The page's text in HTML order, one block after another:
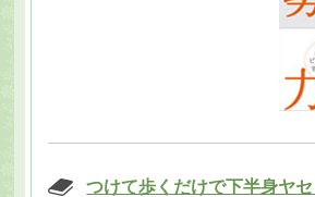
つけて歩くだけで下半身ヤ